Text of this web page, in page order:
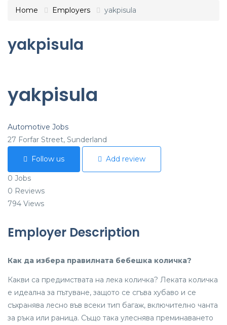
Home Employers yakpisula
yakpisula
yakpisula
Automotive Jobs
27 Forfar Street, Sunderland
Follow us Add review
0 Jobs
0 Reviews
794 Views
Employer Description
Как да избера правилната бебешка количка?
Какви са предимствата на лека количка? Леката количка
е идеална за пътуване, защото се сгъва хубаво и се
съхранява лесно във всеки тип багаж, включително чанта
за ръка или раница. Също така улеснява преминаването